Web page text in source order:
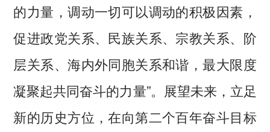
的力量，调动一切可以调动的积极因素，
促进政党关系、民族关系、宗教关系、阶
层关系、海内外同胞关系和谐，最大限度
凝聚起共同奋斗的力量”。展望未来，立足
新的历史方位，在向第二个百年奋斗目标